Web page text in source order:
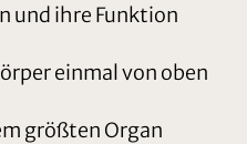
und ihre Funktion
einmal von oben
größten Organ